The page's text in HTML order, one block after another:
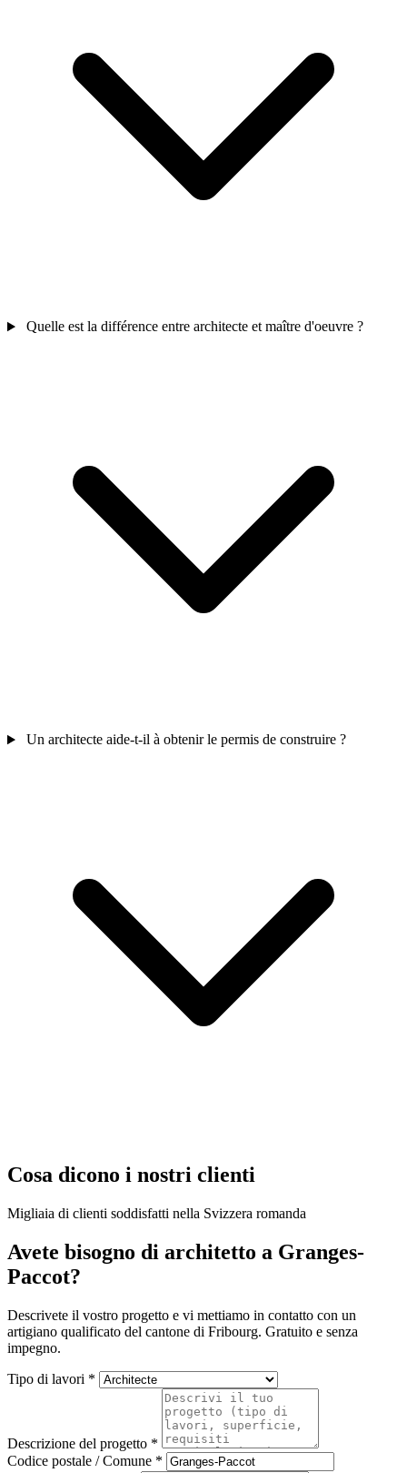
Quelle est la différence entre architecte et maître d'oeuvre ?
Un architecte aide-t-il à obtenir le permis de construire ?
Cosa dicono i nostri clienti
Migliaia di clienti soddisfatti nella Svizzera romanda
Avete bisogno di architetto a Granges-
Paccot?
Descrivete il vostro progetto e vi mettiamo in contatto con un
artigiano qualificato del cantone di Fribourg. Gratuito e senza
impegno.
Tipo di lavori *
Descrizione del progetto *
Codice postale / Comune *